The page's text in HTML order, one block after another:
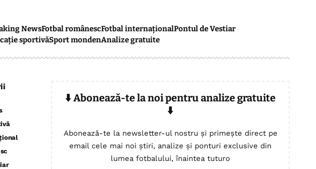
NewsFotbal românescFotbal internaționalPontul de Vestiar
sportivăSport mondenAnalize gratuite
⬇️ Abonează-te la noi pentru analize gratuite
⬇️
Abonează-te la newsletter-ul nostru și primește direct pe
email cele mai noi știri, analize și ponturi exclusive din
lumea fotbalului, înaintea tuturo